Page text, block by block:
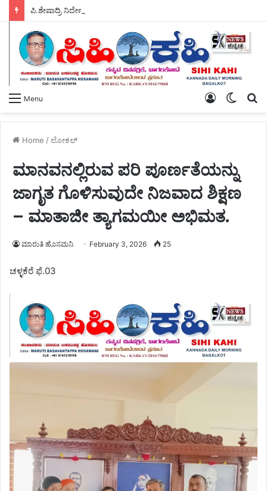
ಪಿ.ಶೇಷಾದ್ರಿ ನಿರ್ದೇಶನದಲ್ಲಿ ಭರದಿಂದ ಸಾಗಿದ – ‘ಪಂಚಾಯಿತಿ’ ಚಿತ್ರೀಕರಣ.
Menu
Switch
Log
Home /ಲೋಕಲ್
ಮಾನವನಲ್ಲಿರುವ ಪರಿ ಪೂರ್ಣತೆಯನ್ನು
ಜಾಗೃತ ಗೊಳಿಸುವುದೇ ನಿಜವಾದ ಶಿಕ್ಷಣ
– ಮಾತಾಜೀ ತ್ಯಾಗಮಯೀ ಅಭಿಮತ.
ಮಾರುತಿ ಹೊಸಮನಿ February 3, 2026 25
ಚಳ್ಳಕೆರೆ ಫೆ.03